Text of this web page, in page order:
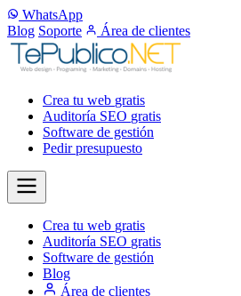
WhatsApp
Blog Soporte Área de clientes
Crea tu web gratis
Auditoría SEO gratis
Software de gestión
Pedir presupuesto
Crea tu web gratis
Auditoría SEO gratis
Software de gestión
Blog
Área de clientes